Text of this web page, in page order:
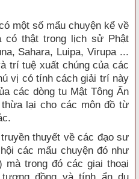
một số mẩu chuyện kể về
thật trong lịch sử Phật
Sahara, Luipa, Virupa ...
trí tuệ xuất chúng của các
vị có tính cách giải trí này
các dòng tu Mật Tông Ấn
lại cho các môn đồ từ
thuyết về các đạo sư
các mẩu chuyện đó như
mà trong đó các giai thoại